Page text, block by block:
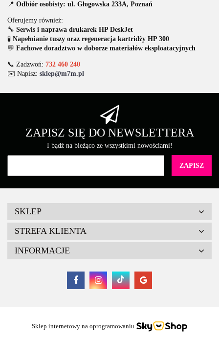
📍 Odbiór osobisty: ul. Głogowska 233A, Poznań
Oferujemy również:
🔧 Serwis i naprawa drukarek HP DeskJet
🧪 Napełnianie tuszy oraz regeneracja kartridży HP 300
💬 Fachowe doradztwo w doborze materiałów eksploatacyjnych
📞 Zadzwoń: 732 460 240
✉️ Napisz: sklep@m7m.pl
ZAPISZ SIĘ DO NEWSLETTERA
I bądź na bieżąco ze wszystkimi nowościami!
SKLEP
STREFA KLIENTA
INFORMACJE
Sklep internetowy na oprogramowaniu